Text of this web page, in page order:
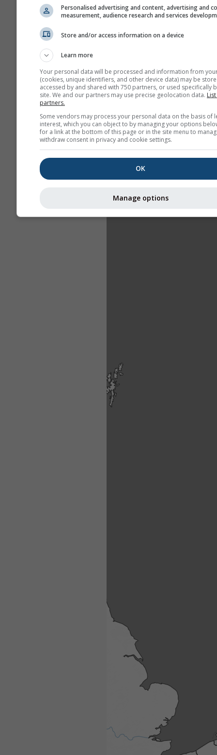
Personalised advertising and content, advertising and
measurement, audience research and services
Store and/or access information on a device
Learn more
Your personal data will be processed and information from
(cookies, unique identifiers, and other device data) may be
accessed by and shared with 750 partners, or used specifically
site. We and our partners may use precise geolocation data.
partners.
Some vendors may process your personal data on the basis of
interest, which you can object to by managing your options
for a link at the bottom of this page or in the site menu to
withdraw consent in privacy and cookie settings.
OK
Manage options